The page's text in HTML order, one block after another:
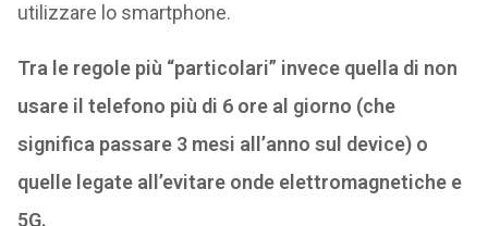
utilizzare lo smartphone.
Tra le regole più “particolari” invece quella di non
usare il telefono più di 6 ore al giorno (che
significa passare 3 mesi all’anno sul device) o
quelle legate all’evitare onde elettromagnetiche e
5G.